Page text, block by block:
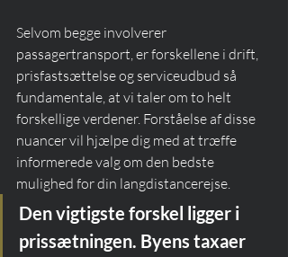
Selvom begge involverer
passagertransport, er forskellene i drift,
prisfastsættelse og serviceudbud så
fundamentale, at vi taler om to helt
forskellige verdener. Forståelse af disse
nuancer vil hjælpe dig med at træffe
informerede valg om den bedste
mulighed for din langdistancerejse.
Den vigtigste forskel ligger i
prissætningen. Byens taxaer